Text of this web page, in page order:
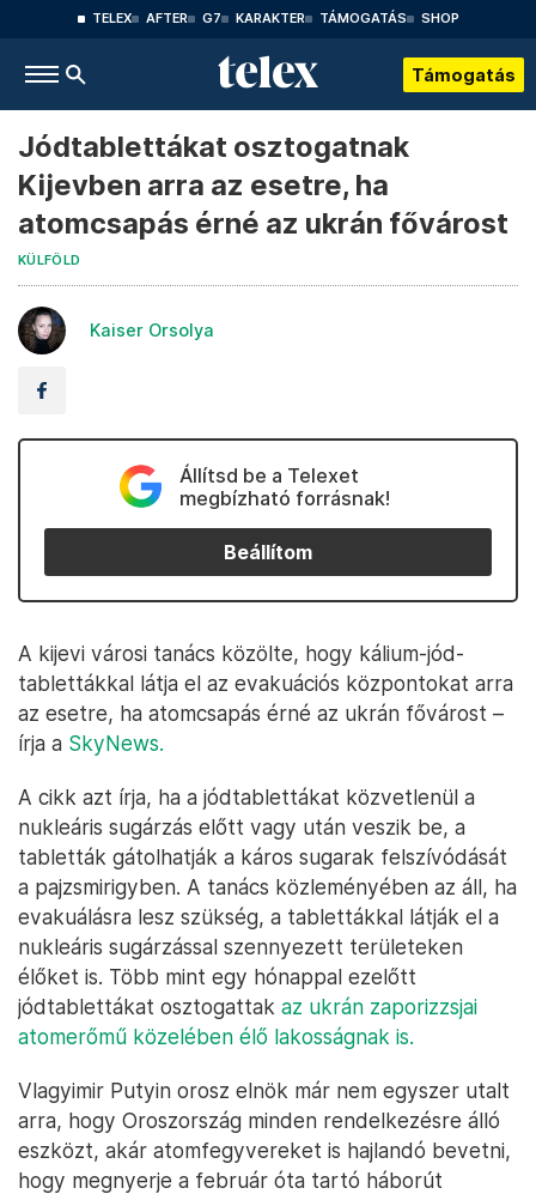
TELEX AFTER G7 KARAKTER TÁMOGATÁS SHOP
Támogatás
Jódtablettákat osztogatnak
Kijevben arra az esetre, ha
atomcsapás érné az ukrán fővárost
KÜLFÖLD
Kaiser Orsolya
Állítsd be a Telexet
megbízható forrásnak!
Beállítom
A kijevi városi tanács közölte, hogy kálium-jód-
tablettákkal látja el az evakuációs központokat arra
az esetre, ha atomcsapás érné az ukrán fővárost –
írja a SkyNews.
A cikk azt írja, ha a jódtablettákat közvetlenül a
nukleáris sugárzás előtt vagy után veszik be, a
tabletták gátolhatják a káros sugarak felszívódását
a pajzsmirigyben. A tanács közleményében az áll, ha
evakuálásra lesz szükség, a tablettákkal látják el a
nukleáris sugárzással szennyezett területeken
élőket is. Több mint egy hónappal ezelőtt
jódtablettákat osztogattak az ukrán zaporizzsjai
atomerőmű közelében élő lakosságnak is.
Vlagyimir Putyin orosz elnök már nem egyszer utalt
arra, hogy Oroszország minden rendelkezésre álló
eszközt, akár atomfegyvereket is hajlandó bevetni,
hogy megnyerje a február óta tartó háborút